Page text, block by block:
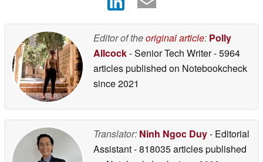
Editor of theoriginal article: Polly
Allcock- Senior Tech Writer- 5964
articles published on Notebookcheck
since 2021
Translator: Ninh Ngoc Duy- Editorial
Assistant- 818035 articles published